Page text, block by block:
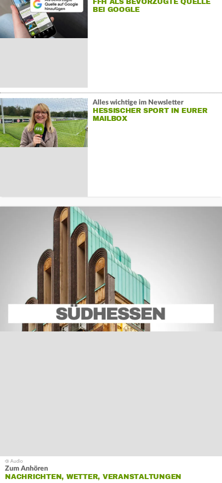
FFH ALS BEVORZUGTE QUELLE
BEI GOOGLE
Alles wichtige im Newsletter
HESSISCHER SPORT IN EURER
MAILBOX
Zum Anhören
NACHRICHTEN, WETTER, VERANSTALTUNGEN